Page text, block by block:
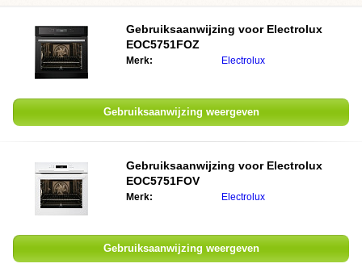
Gebruiksaanwijzing voor Electrolux
EOC5751FOZ
Merk: Electrolux
Gebruiksaanwijzing weergeven
Gebruiksaanwijzing voor Electrolux
EOC5751FOV
Merk: Electrolux
Gebruiksaanwijzing weergeven